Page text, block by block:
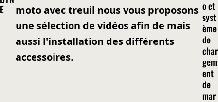
E
moto avec treuil nous vous proposons
une sélection de vidéos afin de mais
aussi l'installation des différents
accessoires.
o et
syst
ème
de
char
gem
ent
de
mar